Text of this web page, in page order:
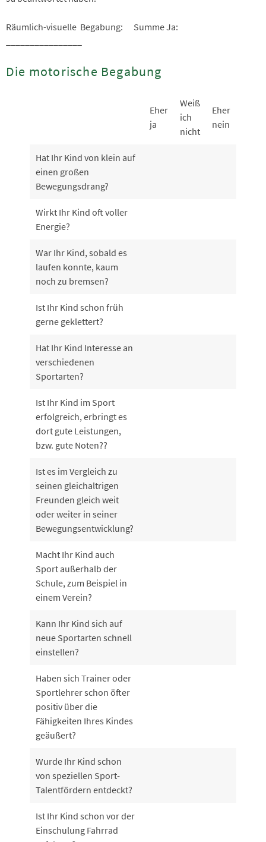
Räumlich-visuelle Begabung: Summe Ja:
Die motorische Begabung
Eher
ja
Weiß
ich
nicht
Eher
nein
Hat Ihr Kind von klein auf
einen großen
Bewegungsdrang?
Wirkt Ihr Kind oft voller
Energie?
War Ihr Kind, sobald es
laufen konnte, kaum
noch zu bremsen?
Ist Ihr Kind schon früh
gerne geklettert?
Hat Ihr Kind Interesse an
verschiedenen
Sportarten?
Ist Ihr Kind im Sport
erfolgreich, erbringt es
dort gute Leistungen,
bzw. gute Noten??
Ist es im Vergleich zu
seinen gleichaltrigen
Freunden gleich weit
oder weiter in seiner
Bewegungsentwicklung?
Macht Ihr Kind auch
Sport außerhalb der
Schule, zum Beispiel in
einem Verein?
Kann Ihr Kind sich auf
neue Sportarten schnell
einstellen?
Haben sich Trainer oder
Sportlehrer schon öfter
positiv über die
Fähigkeiten Ihres Kindes
geäußert?
Wurde Ihr Kind schon
von speziellen Sport-
Talentfördern entdeckt?
Ist Ihr Kind schon vor der
Einschulung Fahrrad